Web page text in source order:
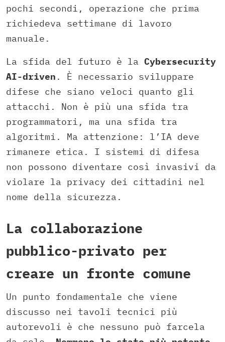
pochi secondi, operazione che prima
richiedeva settimane di lavoro
manuale.
La sfida del futuro è la Cybersecurity
AI-driven . È necessario sviluppare
difese che siano veloci quanto gli
attacchi. Non è più una sfida tra
programmatori, ma una sfida tra
algoritmi. Ma attenzione: l’IA deve
rimanere etica. I sistemi di difesa
non possono diventare così invasivi da
violare la privacy dei cittadini nel
nome della sicurezza.
La collaborazione
pubblico-privato per
creare un fronte comune
Un punto fondamentale che viene
discusso nei tavoli tecnici più
autorevoli è che nessuno può farcela